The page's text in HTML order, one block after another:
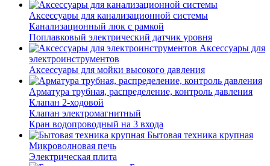
Аксессуары для канализационной системы
Канализационный люк с рамкой
Поплавковый электрический датчик уровня
Аксессуары для
электроинструментов
Аксессуары для мойки высокого давления
Арматура трубная, распределение, контроль давления
Клапан 2-ходовой
Клапан электромагнитный
Кран водопроводный на 3 входа
Бытовая техника крупная
Микроволновая печь
Электрическая плита